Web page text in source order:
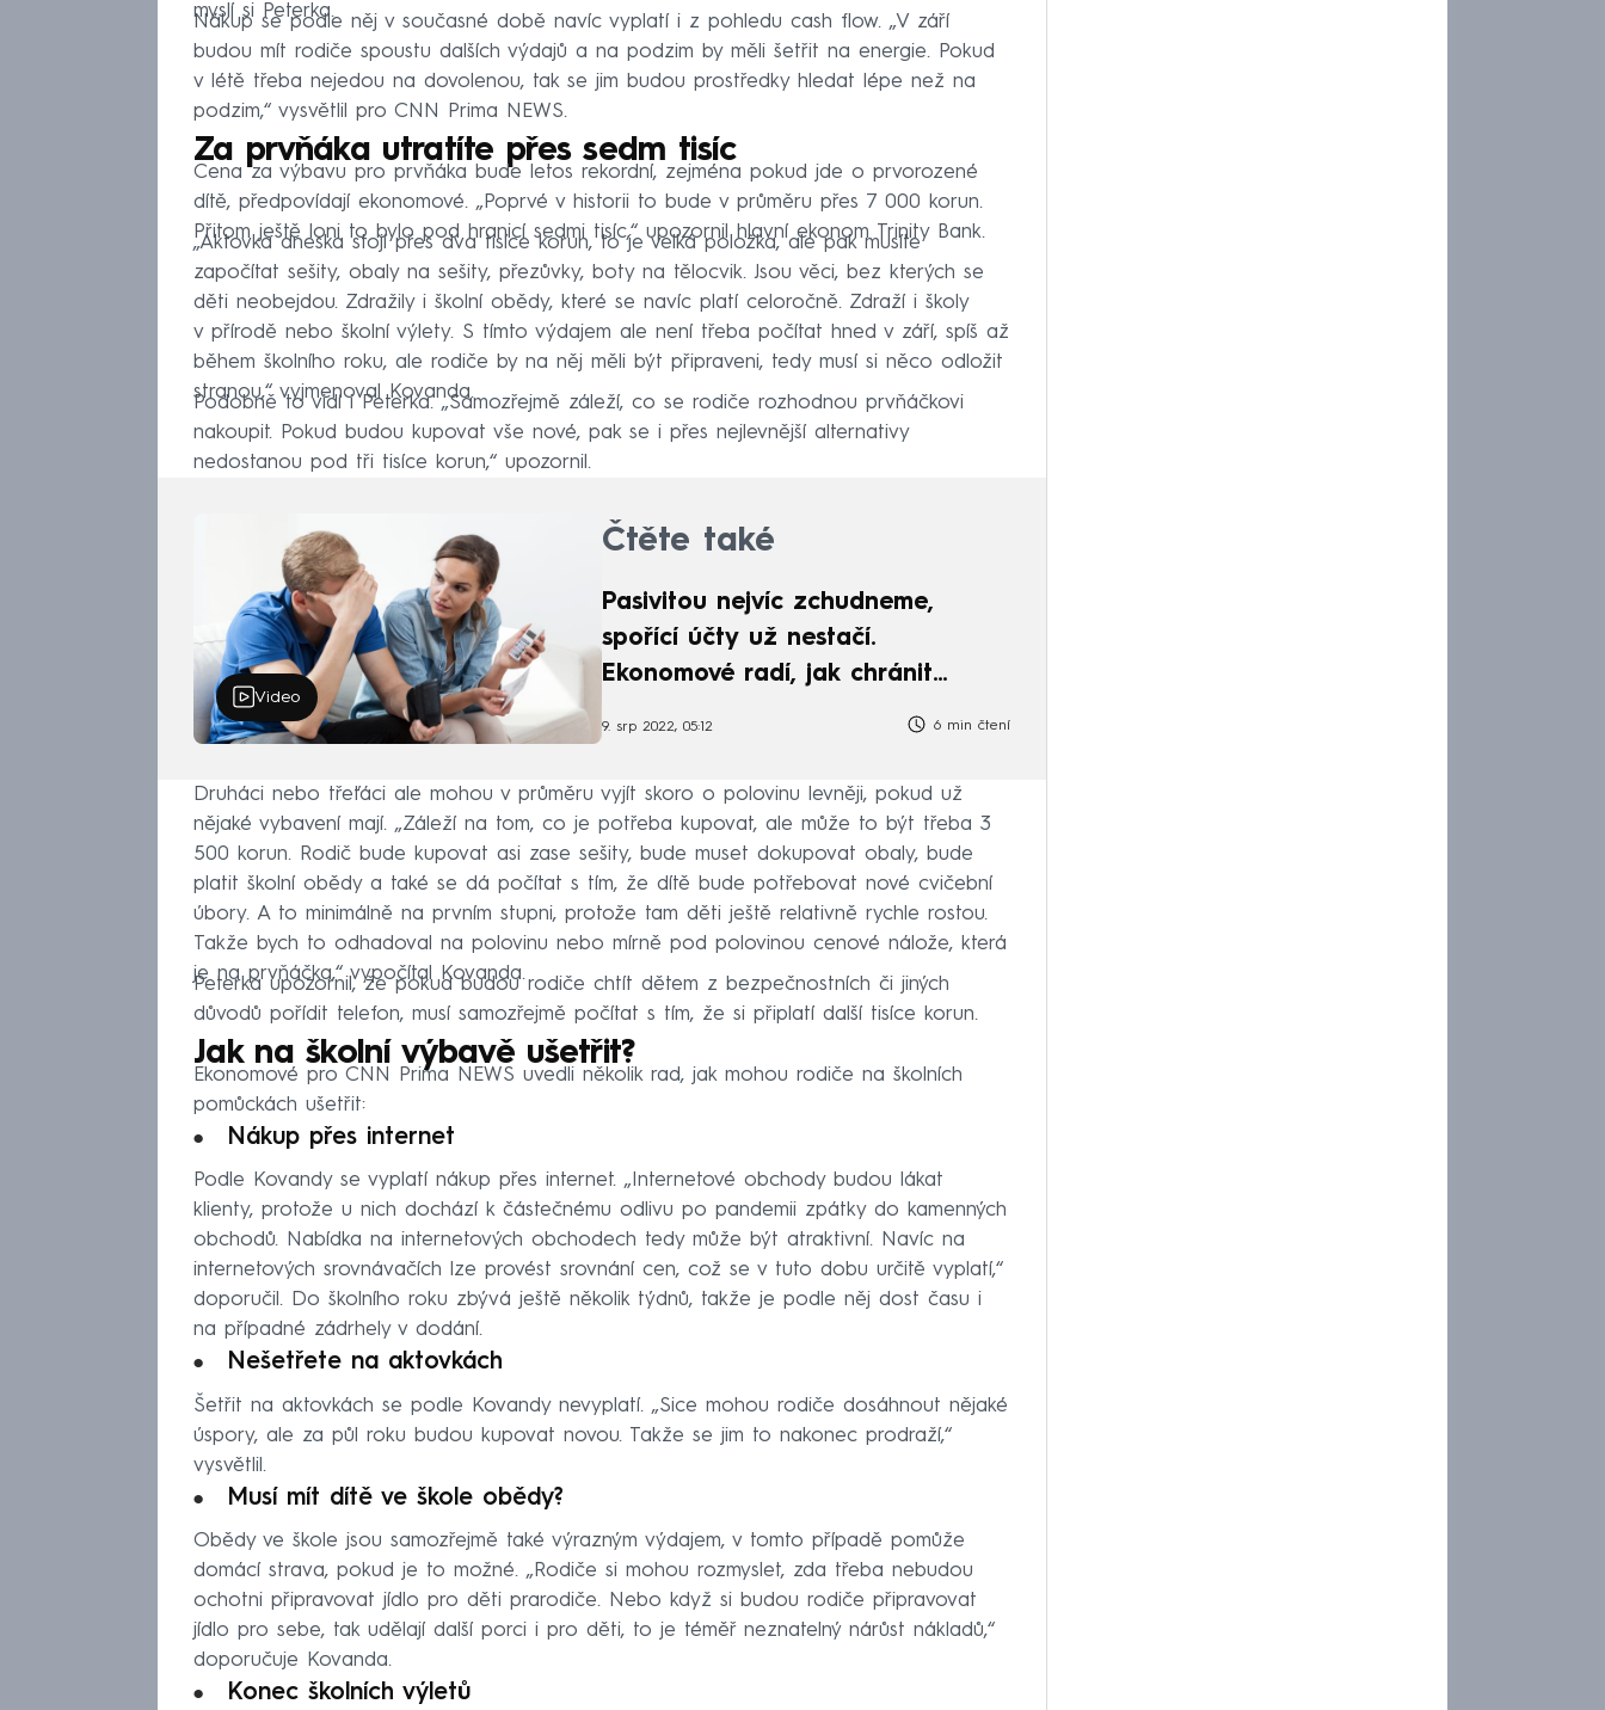
myslí si Peterka.
Nákup se podle něj v současné době navíc vyplatí i z pohledu cash flow. „V září
budou mít rodiče spoustu dalších výdajů a na podzim by měli šetřit na energie. Pokud
v létě třeba nejedou na dovolenou, tak se jim budou prostředky hledat lépe než na
podzim,“ vysvětlil pro CNN Prima NEWS.
Za prvňáka utratíte přes sedm tisíc
Cena za výbavu pro prvňáka bude letos rekordní, zejména pokud jde o prvorozené
dítě, předpovídají ekonomové. „Poprvé v historii to bude v průměru přes 7 000 korun.
Přitom ještě loni to bylo pod hranicí sedmi tisíc,“ upozornil hlavní ekonom Trinity Bank.
„Aktovka dneska stojí přes dva tisíce korun, to je velká položka, ale pak musíte
započítat sešity, obaly na sešity, přezůvky, boty na tělocvik. Jsou věci, bez kterých se
děti neobejdou. Zdražily i školní obědy, které se navíc platí celoročně. Zdraží i školy
v přírodě nebo školní výlety. S tímto výdajem ale není třeba počítat hned v září, spíš až
během školního roku, ale rodiče by na něj měli být připraveni, tedy musí si něco odložit
stranou,“ vyjmenoval Kovanda.
Podobně to vidí i Peterka. „Samozřejmě záleží, co se rodiče rozhodnou prvňáčkovi
nakoupit. Pokud budou kupovat vše nové, pak se i přes nejlevnější alternativy
nedostanou pod tři tisíce korun,“ upozornil.
Video
Čtěte také
Pasivitou nejvíc zchudneme,
spořící účty už nestačí.
Ekonomové radí, jak chránit
9. srp 2022, 05:12 6 min čtení
Druháci nebo třeťáci ale mohou v průměru vyjít skoro o polovinu levněji, pokud už
nějaké vybavení mají. „Záleží na tom, co je potřeba kupovat, ale může to být třeba 3
500 korun. Rodič bude kupovat asi zase sešity, bude muset dokupovat obaly, bude
platit školní obědy a také se dá počítat s tím, že dítě bude potřebovat nové cvičební
úbory. A to minimálně na prvním stupni, protože tam děti ještě relativně rychle rostou.
Takže bych to odhadoval na polovinu nebo mírně pod polovinou cenové nálože, která
je na prvňáčka,“ vypočítal Kovanda.
Peterka upozornil, že pokud budou rodiče chtít dětem z bezpečnostních či jiných
důvodů pořídit telefon, musí samozřejmě počítat s tím, že si připlatí další tisíce korun.
Jak na školní výbavě ušetřit?
Ekonomové pro CNN Prima NEWS uvedli několik rad, jak mohou rodiče na školních
pomůckách ušetřit:
Nákup přes internet
Podle Kovandy se vyplatí nákup přes internet. „Internetové obchody budou lákat
klienty, protože u nich dochází k částečnému odlivu po pandemii zpátky do kamenných
obchodů. Nabídka na internetových obchodech tedy může být atraktivní. Navíc na
internetových srovnávačích lze provést srovnání cen, což se v tuto dobu určitě vyplatí,“
doporučil. Do školního roku zbývá ještě několik týdnů, takže je podle něj dost času i
na případné zádrhely v dodání.
Nešetřete na aktovkách
Šetřit na aktovkách se podle Kovandy nevyplatí. „Sice mohou rodiče dosáhnout nějaké
úspory, ale za půl roku budou kupovat novou. Takže se jim to nakonec prodraží,“
vysvětlil.
Musí mít dítě ve škole obědy?
Obědy ve škole jsou samozřejmě také výrazným výdajem, v tomto případě pomůže
domácí strava, pokud je to možné. „Rodiče si mohou rozmyslet, zda třeba nebudou
ochotni připravovat jídlo pro děti prarodiče. Nebo když si budou rodiče připravovat
jídlo pro sebe, tak udělají další porci i pro děti, to je téměř neznatelný nárůst nákladů,“
doporučuje Kovanda.
Konec školních výletů